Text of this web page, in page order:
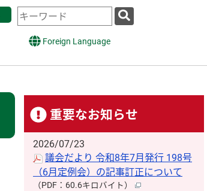
検
索
ワ
Foreign Language
重要なお知らせ
2026/07/23
議会だより 令和8年7月発行 198号
（6月定例会）の記事訂正について
（PDF：60.6キロバイト）